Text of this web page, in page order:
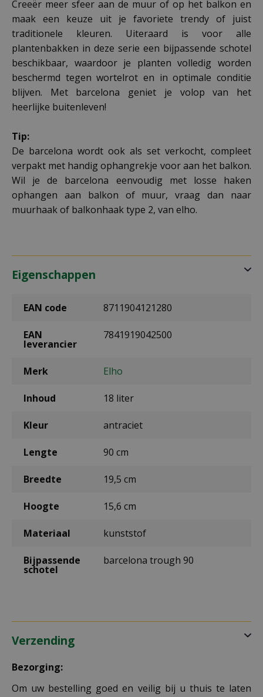
Creeër meer sfeer aan de muur of op het balkon en
maak een keuze uit je favoriete trendy of juist
traditionele kleuren. Uiteraard is voor alle
plantenbakken in deze serie een bijpassende schotel
beschikbaar, waardoor je planten volledig worden
beschermd tegen wortelrot en in optimale conditie
blijven. Met barcelona geniet je volop van het
heerlijke buitenleven!
Tip:
De barcelona wordt ook als set verkocht, compleet
verpakt met handig ophangrekje voor aan het balkon.
Wil je de barcelona eenvoudig met losse haken
ophangen aan balkon of muur, vraag dan naar
muurhaak of balkonhaak type 2, van elho.
Eigenschappen
EAN code 8711904121280
EAN
leverancier
7841919042500
Merk Elho
Inhoud 18 liter
Kleur antraciet
Lengte 90 cm
Breedte 19,5 cm
Hoogte 15,6 cm
Materiaal kunststof
Bijpassende
schotel
barcelona trough 90
Verzending
Bezorging:
Om uw bestelling goed en veilig bij u thuis te laten